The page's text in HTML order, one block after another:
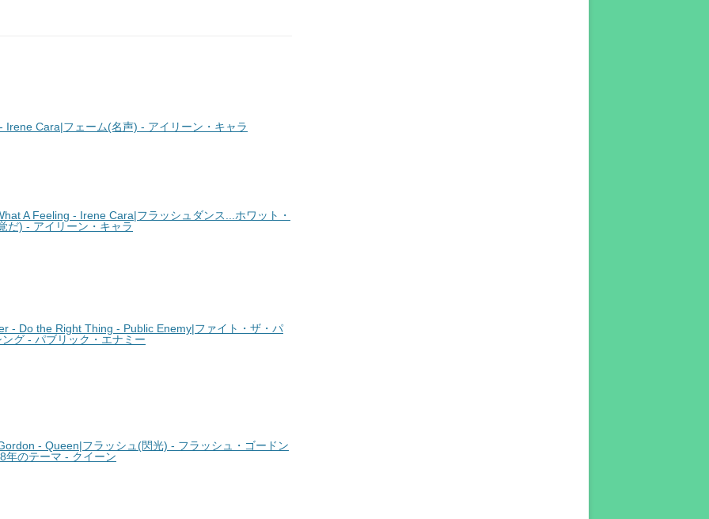
Irene Cara|フェーム(名声) - アイリーン・キャラ
A Feeling - Irene Cara|フラッシュダンス...ホワット・
だ) - アイリーン・キャラ
- Do the Right Thing - Public Enemy|ファイト・ザ・パ
グ - パブリック・エナミー
- Queen|フラッシュ(閃光) - フラッシュ・ゴードン
年のテーマ - クイーン